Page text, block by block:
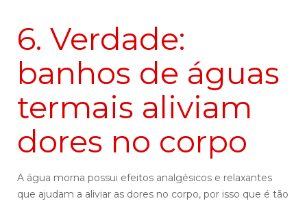
6. Verdade:
banhos de águas
termais aliviam
dores no corpo
A água morna possui efeitos analgésicos e relaxantes
que ajudam a aliviar as dores no corpo, por isso que é tão